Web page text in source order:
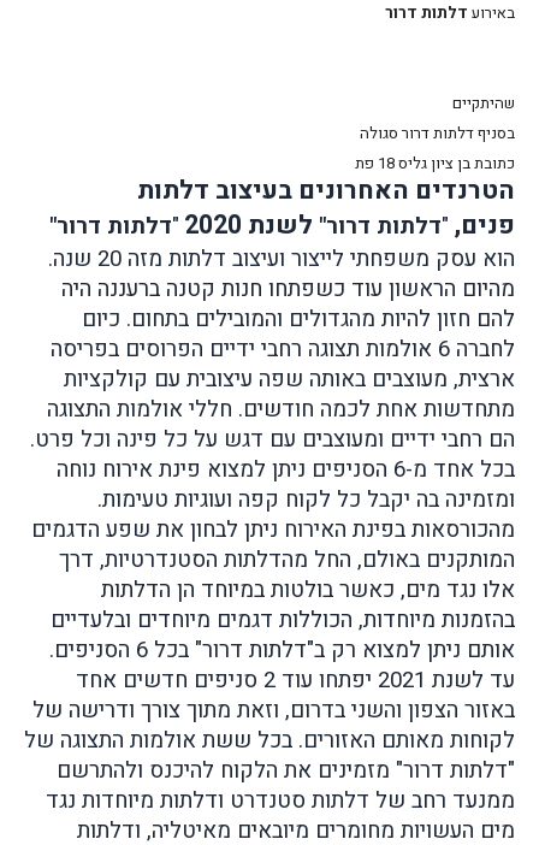
באירוע דלתות דרור
שהיתקיים
בסניף דלתות דרור סגולה
כתובת בן ציון גליס 18 פת
הטרנדים האחרונים בעיצוב דלתות
פנים, "דלתות דרור" לשנת 2020 "דלתות דרור"
הוא עסק משפחתי לייצור ועיצוב דלתות מזה 20 שנה.
מהיום הראשון עוד כשפתחו חנות קטנה ברעננה היה
להם חזון להיות מהגדולים והמובילים בתחום. כיום
לחברה 6 אולמות תצוגה רחבי ידיים הפרוסים בפריסה
ארצית, מעוצבים באותה שפה עיצובית עם קולקציות
מתחדשות אחת לכמה חודשים. חללי אולמות התצוגה
הם רחבי ידיים ומעוצבים עם דגש על כל פינה וכל פרט.
בכל אחד מ-6 הסניפים ניתן למצוא פינת אירוח נוחה
ומזמינה בה יקבל כל לקוח קפה ועוגיות טעימות.
מהכורסאות בפינת האירוח ניתן לבחון את שפע הדגמים
המותקנים באולם, החל מהדלתות הסטנדרטיות, דרך
אלו נגד מים, כאשר בולטות במיוחד הן הדלתות
בהזמנות מיוחדות, הכוללות דגמים מיוחדים ובלעדיים
אותם ניתן למצוא רק ב"דלתות דרור" בכל 6 הסניפים.
עד לשנת 2021 יפתחו עוד 2 סניפים חדשים אחד
באזור הצפון והשני בדרום, וזאת מתוך צורך ודרישה של
לקוחות מאותם האזורים. בכל ששת אולמות התצוגה של
"דלתות דרור" מזמינים את הלקוח להיכנס ולהתרשם
ממנעד רחב של דלתות סטנדרט ודלתות מיוחדות נגד
מים העשויות מחומרים מיובאים מאיטליה, ודלתות